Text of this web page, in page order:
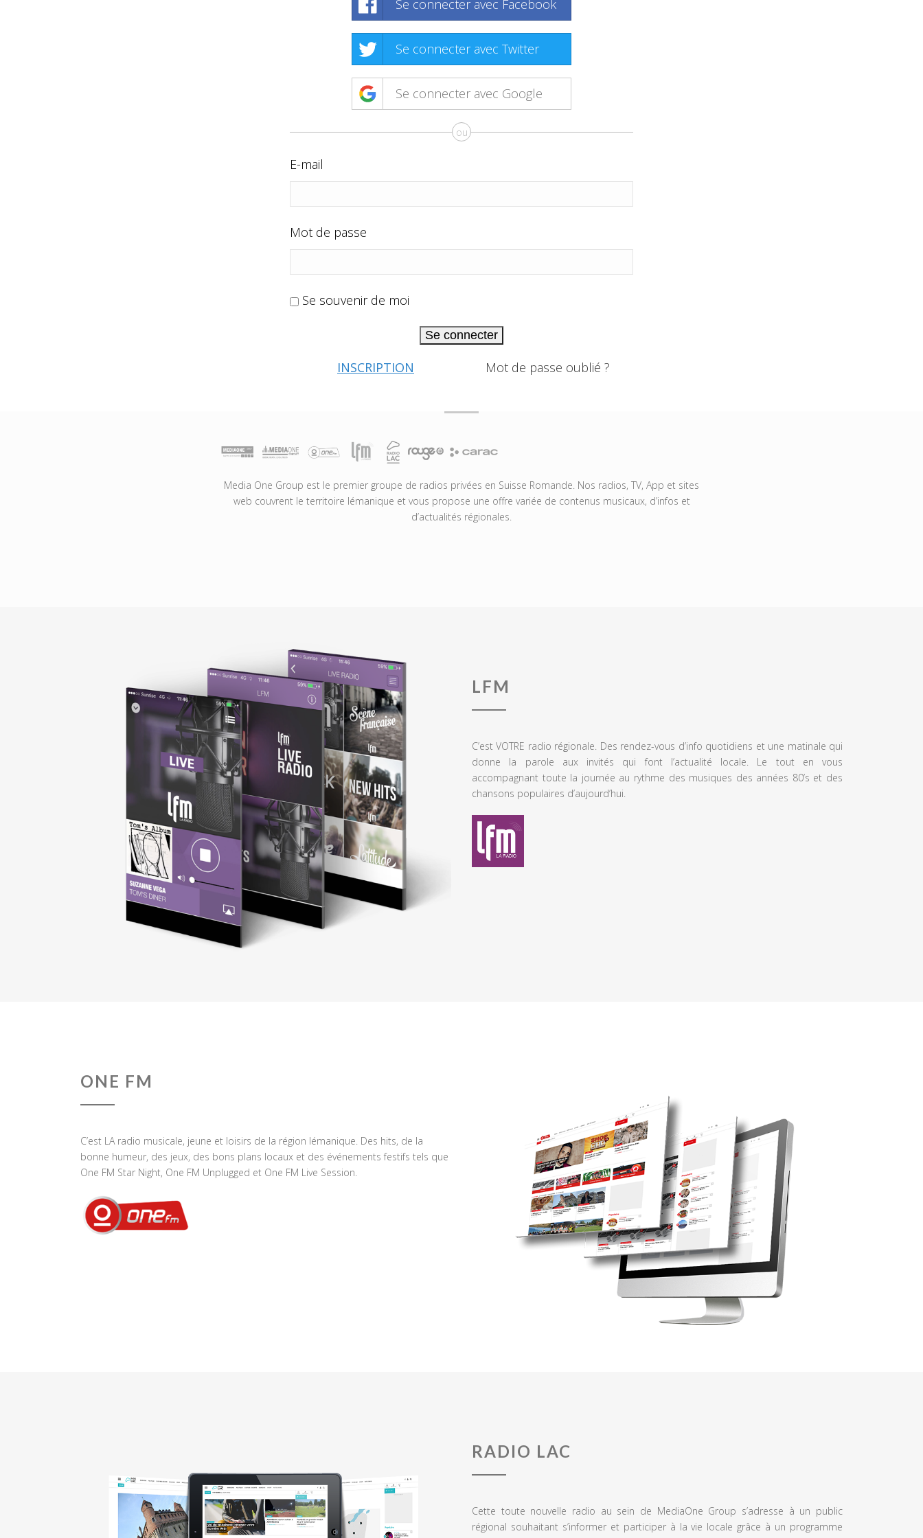
Se connecter avec Facebook
Se connecter avec Twitter
Se connecter avec Google
ou
E-mail
Mot de passe
Se souvenir de moi
Se connecter
INSCRIPTION Mot de passe oublié ?
Media One Group est le premier groupe de radios privées en Suisse Romande. Nos radios, TV, App et sites
web couvrent le territoire lémanique et vous propose une offre variée de contenus musicaux, d’infos et
d’actualités régionales.
LFM
C’est VOTRE radio régionale. Des rendez-vous d’info quotidiens et une matinale qui
donne la parole aux invités qui font l’actualité locale. Le tout en vous
accompagnant toute la journée au rythme des musiques des années 80’s et des
chansons populaires d’aujourd’hui.
ONE FM
C’est LA radio musicale, jeune et loisirs de la région lémanique. Des hits, de la
bonne humeur, des jeux, des bons plans locaux et des événements festifs tels que
One FM Star Night, One FM Unplugged et One FM Live Session.
RADIO LAC
Cette toute nouvelle radio au sein de MediaOne Group s’adresse à un public
régional souhaitant s’informer et participer à la vie locale grâce à un programme